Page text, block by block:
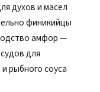
духов и масел
финикийцы
амфор —
для
рыбного соуса